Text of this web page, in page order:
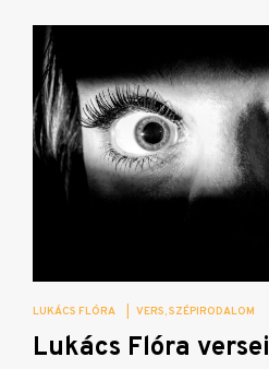
LUKÁCS FLÓRA VERS SZÉPIRODALOM
Lukács Flóra versei